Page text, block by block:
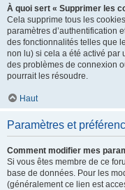
À quoi sert « Supprimer les
Cela supprime tous les
paramètres d’authentification
des fonctionnalités telles que
non lu) si cela a été activé par
des problèmes de connexion
pourrait les résoudre.
Haut
Paramètres et
Comment modifier mes
Si vous êtes membre de ce
base de données. Pour les
(généralement ce lien est